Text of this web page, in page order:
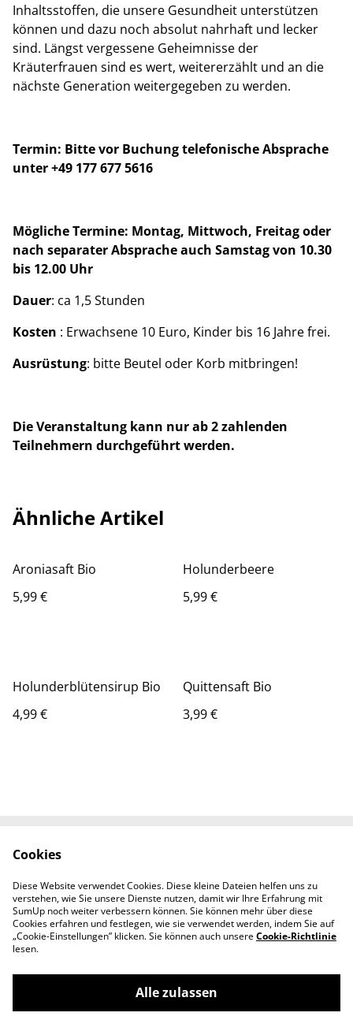
Inhaltsstoffen, die unsere Gesundheit unterstützen
können und dazu noch absolut nahrhaft und lecker
sind. Längst vergessene Geheimnisse der
Kräuterfrauen sind es wert, weitererzählt und an die
nächste Generation weitergegeben zu werden.
Termin: Bitte vor Buchungtelefonische Absprache
unter +49 177 677 5616
Mögliche Termine: Montag, Mittwoch, Freitag oder
nach separater Absprache auch Samstag von 10.30
bis 12.00 Uhr
Dauer: ca 1,5 Stunden
Kosten : Erwachsene 10 Euro, Kinder bis 16 Jahre frei.
Ausrüstung: bitte Beutel oder Korb mitbringen!
Die Veranstaltung kann nur ab 2 zahlenden
Teilnehmern durchgeführt werden.
Ähnliche Artikel
Aroniasaft Bio
5,99 €
Holunderbeere
5,99 €
Holunderblütensirup Bio
4,99 €
Quittensaft Bio
3,99 €
Kontaktieren Sie uns
Datenschutzbestimm
ungen von SumUp
Cookie-Richtlinie
©2026Holundergut Panckow & Töchter
Cookies
Diese Website verwendet Cookies. Diese kleine Dateien helfen uns zu
verstehen, wie Sie unsere Dienste nutzen, damit wir Ihre Erfahrung mit
SumUp noch weiter verbessern können. Sie können mehr über diese
Cookies erfahren und festlegen, wie sie verwendet werden, indem Sie auf
„Cookie-Einstellungen” klicken. Sie können auch unsereCookie-Richtlinie
lesen.
Alle zulassen